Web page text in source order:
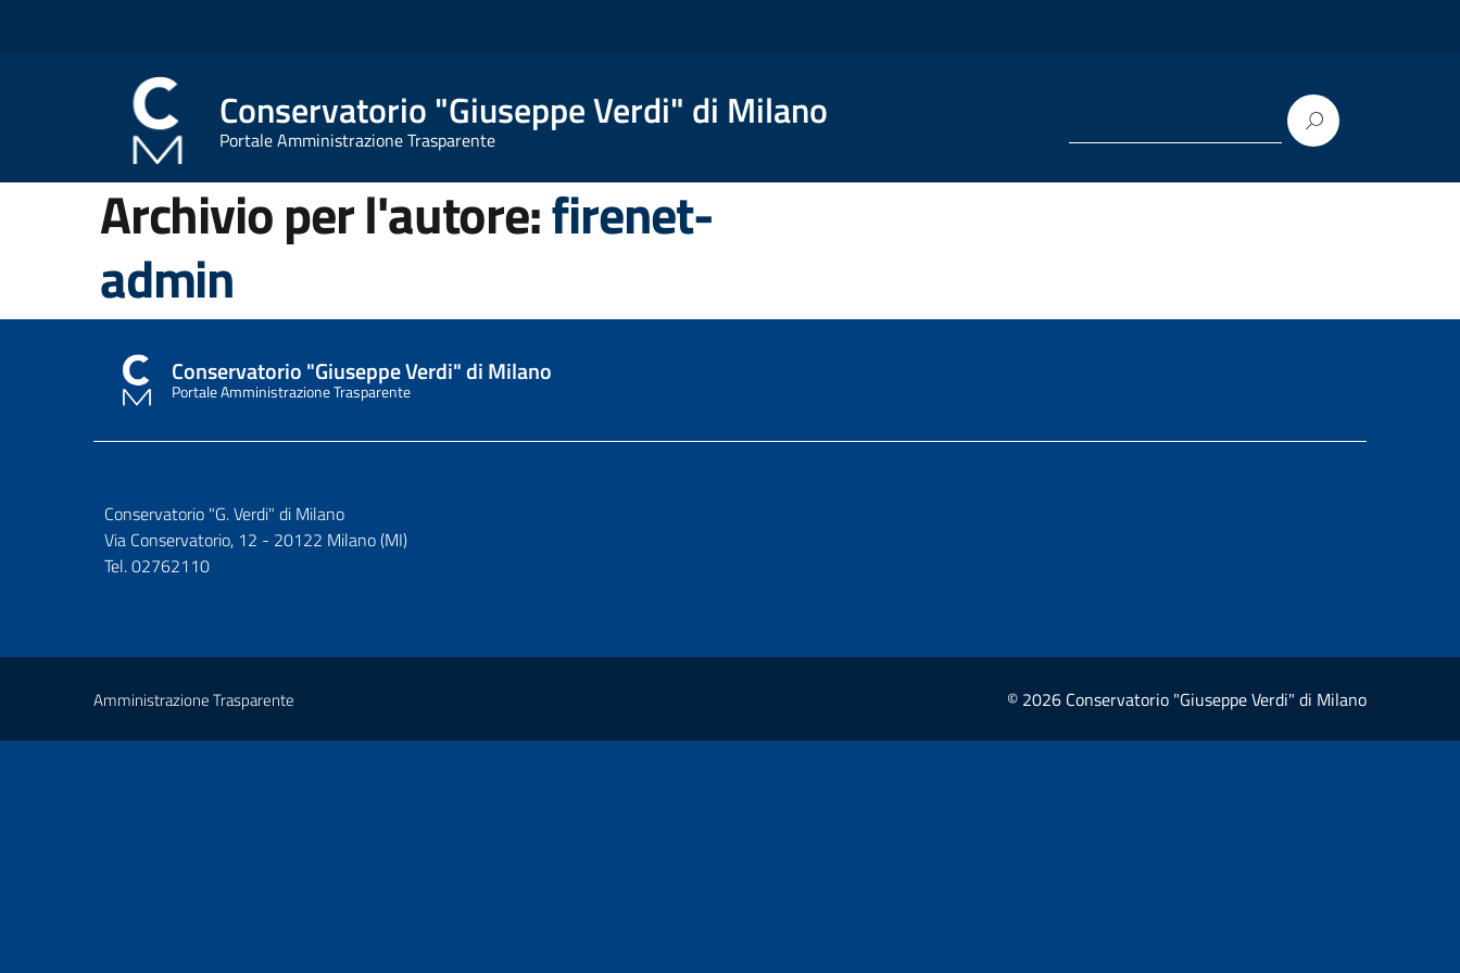
Conservatorio "Giuseppe Verdi" di Milano
Portale Amministrazione Trasparente
Archivio per l'autore:firenet-
admin
Conservatorio "Giuseppe Verdi" di Milano
Portale Amministrazione Trasparente
Conservatorio "G. Verdi" di Milano
Via Conservatorio, 12 - 20122 Milano (MI)
Tel. 02762110
Amministrazione Trasparente © 2026 Conservatorio "Giuseppe Verdi" di Milano